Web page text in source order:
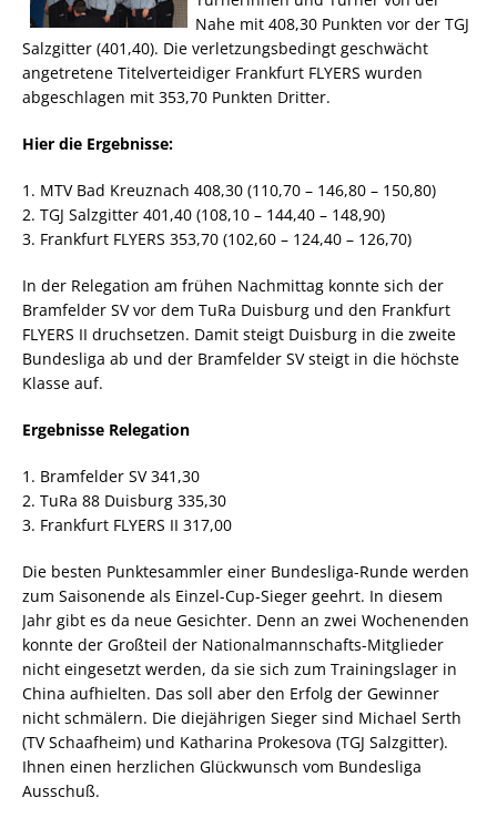
Nahe mit 408,30 Punkten vor der TGJ
Salzgitter (401,40). Die verletzungsbedingt geschwächt
angetretene Titelverteidiger Frankfurt FLYERS wurden
abgeschlagen mit 353,70 Punkten Dritter.
Hier die Ergebnisse:
1. MTV Bad Kreuznach 408,30 (110,70 – 146,80 – 150,80)
2. TGJ Salzgitter 401,40 (108,10 – 144,40 – 148,90)
3. Frankfurt FLYERS 353,70 (102,60 – 124,40 – 126,70)
In der Relegation am frühen Nachmittag konnte sich der
Bramfelder SV vor dem TuRa Duisburg und den Frankfurt
FLYERS II druchsetzen. Damit steigt Duisburg in die zweite
Bundesliga ab und der Bramfelder SV steigt in die höchste
Klasse auf.
Ergebnisse Relegation
1. Bramfelder SV 341,30
2. TuRa 88 Duisburg 335,30
3. Frankfurt FLYERS II 317,00
Die besten Punktesammler einer Bundesliga-Runde werden
zum Saisonende als Einzel-Cup-Sieger geehrt. In diesem
Jahr gibt es da neue Gesichter. Denn an zwei Wochenenden
konnte der Großteil der Nationalmannschafts-Mitglieder
nicht eingesetzt werden, da sie sich zum Trainingslager in
China aufhielten. Das soll aber den Erfolg der Gewinner
nicht schmälern. Die diejährigen Sieger sind Michael Serth
(TV Schaafheim) und Katharina Prokesova (TGJ Salzgitter).
Ihnen einen herzlichen Glückwunsch vom Bundesliga
Ausschuß.